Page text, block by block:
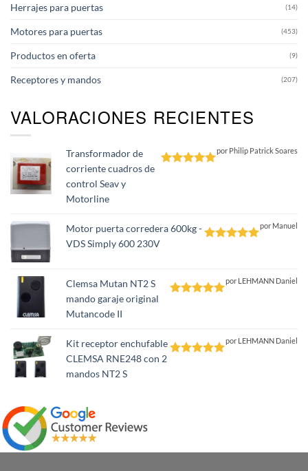
Herrajes para puertas (14)
Motores para puertas (453)
Productos en oferta (9)
Receptores y mandos (207)
VALORACIONES RECIENTES
Transformador de
corriente cuadros de
control Seav y
Motorline
por Philip Patrick Soares
Motor puerta corredera 600kg -
VDS Simply 600 230V
por Manuel
Clemsa Mutan NT2 S
mando garaje original
Mutancode II
por LEHMANN Daniel
Kit receptor enchufable
CLEMSA RNE248 con 2
mandos NT2 S
por LEHMANN Daniel